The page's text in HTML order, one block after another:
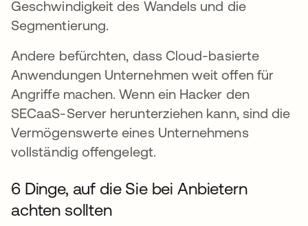
Geschwindigkeit des Wandels und die
Segmentierung.
Andere befürchten, dass Cloud-basierte
Anwendungen Unternehmen weit offen für
Angriffe machen. Wenn ein Hacker den
SECaaS-Server herunterziehen kann, sind die
Vermögenswerte eines Unternehmens
vollständig offengelegt.
6 Dinge, auf die Sie bei Anbietern
achten sollten